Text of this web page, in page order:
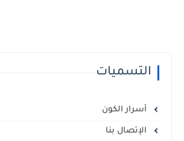
التسميات
أسرار الكون
الإتصال بنا